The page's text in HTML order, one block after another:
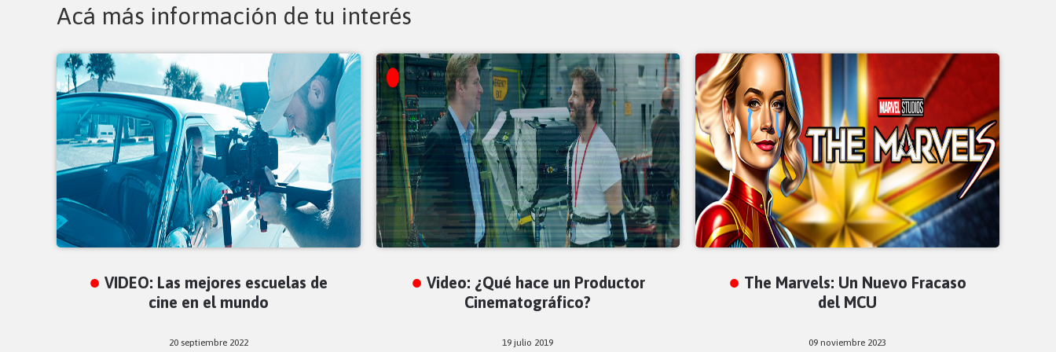
Acá más información de tu interés
VIDEO: Las mejores escuelas de
cine en el mundo
20 septiembre 2022
Video: ¿Qué hace un Productor
Cinematográfico?
19 julio 2019
The Marvels: Un Nuevo Fracaso
del MCU
09 noviembre 2023